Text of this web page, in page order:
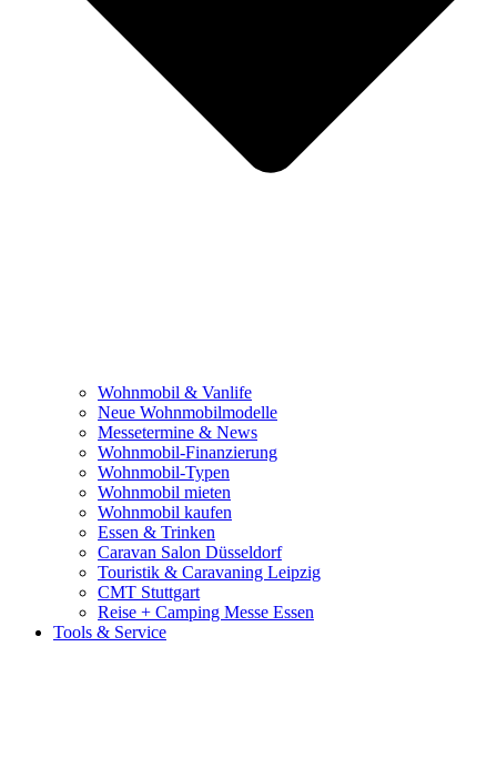
Wohnmobil & Vanlife
Neue Wohnmobilmodelle
Messetermine & News
Wohnmobil-Finanzierung
Wohnmobil-Typen
Wohnmobil mieten
Wohnmobil kaufen
Essen & Trinken
Caravan Salon Düsseldorf
Touristik & Caravaning Leipzig
CMT Stuttgart
Reise + Camping Messe Essen
Tools & Service